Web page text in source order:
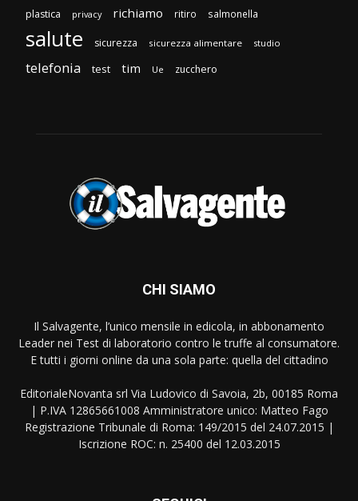
plastica privacy richiamo ritiro salmonella
salute sicurezza sicurezza alimentare studio
telefonia test tim Ue zucchero
CHI SIAMO
Il Salvagente, l’unico mensile in edicola, in abbonamento
Leader nei Test di laboratorio contro le truffe al consumatore.
E tutti i giorni online da una sola parte: quella del cittadino
EditorialeNovanta srl Via Ludovico di Savoia, 2b, 00185 Roma
| P.IVA 12865661008 Amministratore unico: Matteo Fago
Registrazione Tribunale di Roma: 149/2015 del 24.07.2015 |
Iscrizione ROC: n. 25400 del 12.03.2015